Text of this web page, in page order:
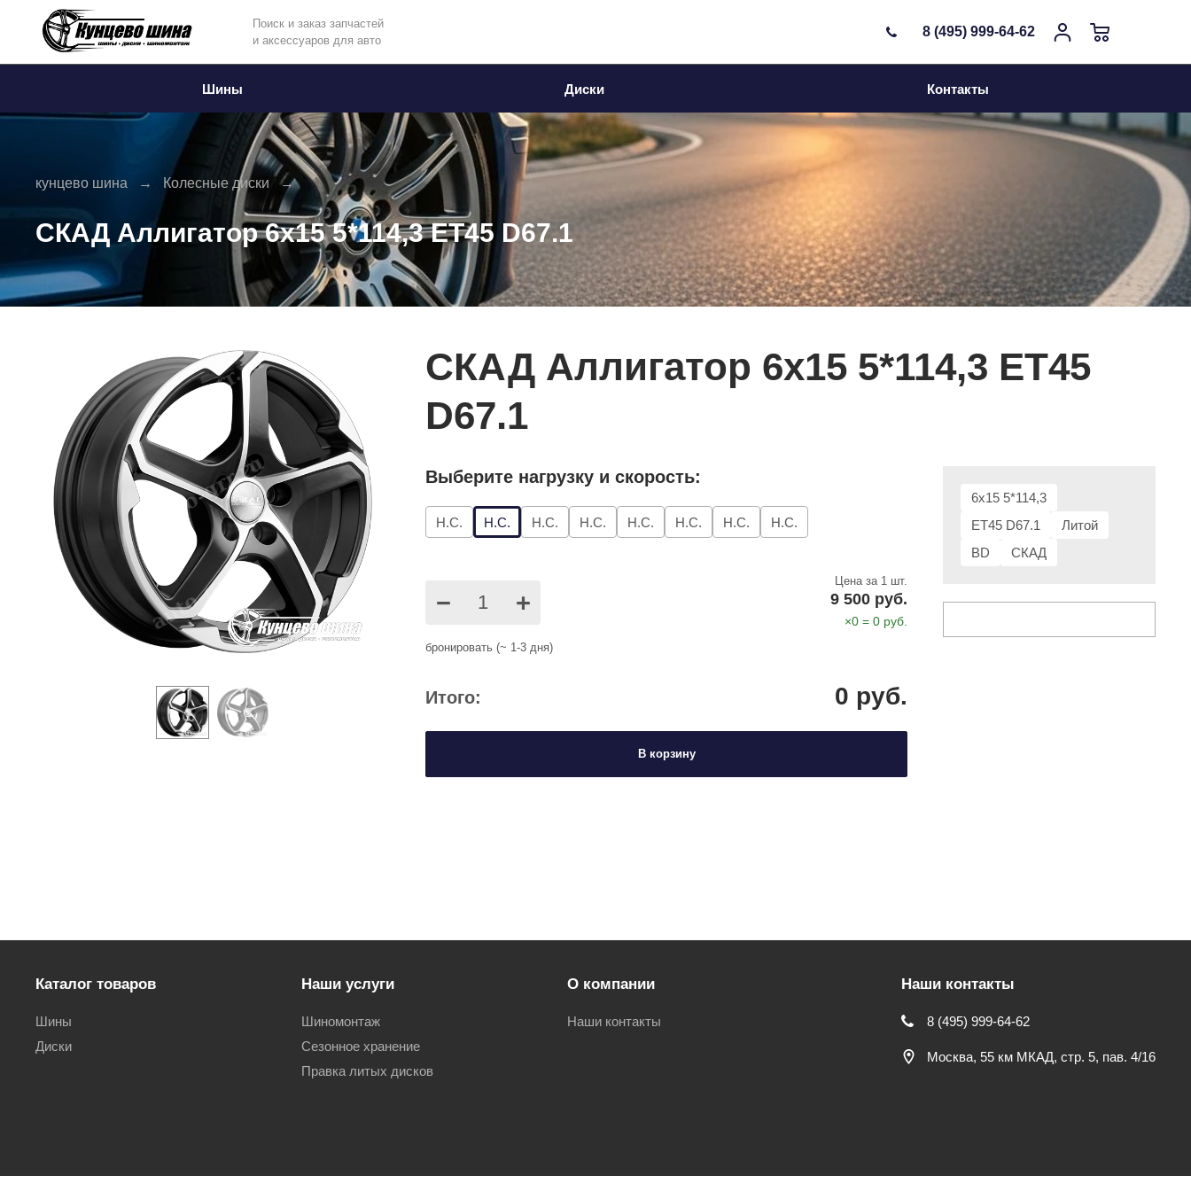
Поиск и заказ запчастей
и аксессуаров для авто
8 (495) 999-64-62
Шины Диски Контакты
кунцево шина Колесные диски
СКАД Аллигатор 6x15 5*114,3 ET45 D67.1
СКАД Аллигатор 6x15 5*114,3 ET45
D67.1
6x15 5*114,3
ET45 D67.1
Литой
BD
СКАД
Выберите нагрузку и скорость:
Н.С. Н.С. Н.С. Н.С. Н.С. Н.С. Н.С. Н.С.
− +
Цена за 1 шт.
9 500 руб.
×0 = 0 руб.
бронировать (~ 1-3 дня)
Итого: 0 руб.
В корзину
Каталог товаров
Шины
Диски
Наши услуги
Шиномонтаж
Сезонное хранение
Правка литых дисков
О компании
Наши контакты
Наши контакты
8 (495) 999-64-62
Москва, 55 км МКАД, стр. 5, пав. 4/16